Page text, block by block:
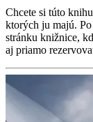
Chcete si túto
ktorých ju majú.
stránku knižnice,
aj priamo